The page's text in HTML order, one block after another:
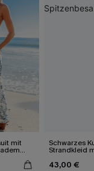
mit Schwarzes
Strandkleid
43,00 €